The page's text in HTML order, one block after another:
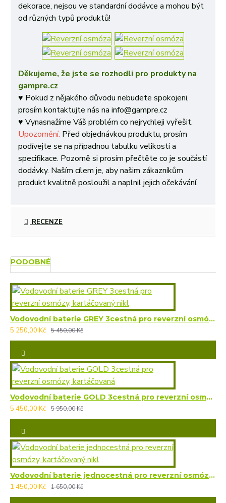
dekorace, nejsou ve standardní dodávce a mohou být
od různých typů produktů!
Děkujeme, že jste se rozhodli pro produkty na
gampre.cz
♥ Pokud z nějakého důvodu nebudete spokojeni,
prosím kontaktujte nás na info@gampre.cz
♥ Vynasnažíme Váš problém co nejrychleji vyřešit.
Upozornění: Před objednávkou produktu, prosím
podívejte se na případnou tabulku velikostí a
specifikace. Pozorně si prosím přečtěte co je součástí
dodávky. Naším cílem je, aby našim zákazníkům
produkt kvalitně posloužil a naplnil jejich očekávání.
RECENZE
PODOBNÉ
Vodovodní baterie GREY 3cestná pro reverzní osmózy, kartáčovaný nikl
5 250,00 Kč
5 450,00 Kč
Vodovodní baterie GOLD 3cestná pro reverzní osmózy, kartáčovaná
5 450,00 Kč
5 950,00 Kč
Vodovodní baterie jednocestná pro reverzní osmózy, kartáčovaný nikl
1 450,00 Kč
1 650,00 Kč